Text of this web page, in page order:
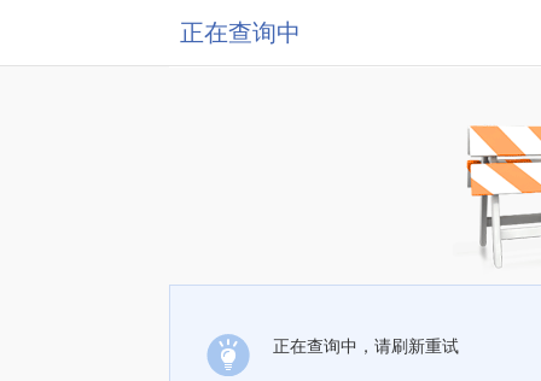
正在查询中
正在查询中，请刷新重试